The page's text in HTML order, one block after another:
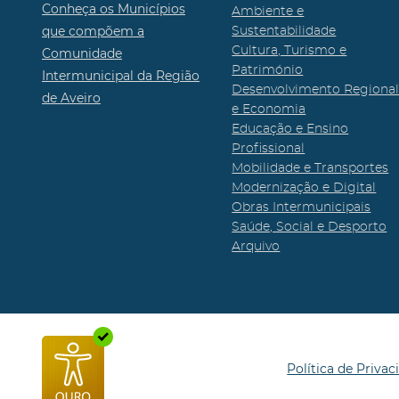
Conheça os Municípios
que compõem a
Comunidade
Intermunicipal da Região
de Aveiro
Ambiente e
Sustentabilidade
Cultura, Turismo e
Património
Desenvolvimento Regional
e Economia
Educação e Ensino
Profissional
Mobilidade e Transportes
Modernização e Digital
Obras Intermunicipais
Saúde, Social e Desporto
Arquivo
Política de